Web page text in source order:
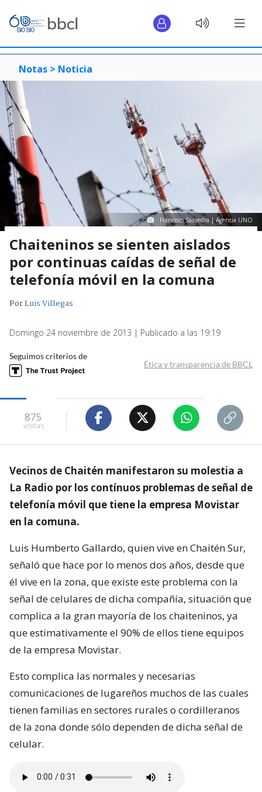
Notas > Noticia
Francisco Saavedra | Agencia UNO
Chaiteninos se sienten aislados
por continuas caídas de señal de
telefonía móvil en la comuna
PorLuis Villegas
Domingo 24 noviembre de 2013 | Publicado a las 19:19
Seguimos criterios de
Ética y transparencia de BBCL
875
visitas
Vecinos de Chaitén manifestaron su molestia a
La Radio por los contínuos problemas de señal de
telefonía móvil que tiene la empresa Movistar
en la comuna.
Luis Humberto Gallardo, quien vive en Chaitén Sur,
señaló que hace por lo menos dos años, desde que
él vive en la zona, que existe este problema con la
señal de celulares de dicha compañía, situación que
complica a la gran mayoría de los chaiteninos, ya
que estimativamente el 90% de ellos tiene equipos
de la empresa Movistar.
Esto complica las normales y necesarias
comunicaciones de lugareños muchos de las cuales
tienen familias en sectores rurales o cordilleranos
de la zona donde sólo dependen de dicha señal de
celular.